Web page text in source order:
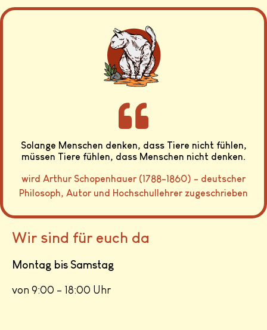
Solange Menschen denken, dass Tiere nicht fühlen,
müssen Tiere fühlen, dass Menschen nicht denken.
wird Arthur Schopenhauer (1788-1860) - deutscher
Philosoph, Autor und Hochschullehrer zugeschrieben
Wir sind für euch da
Montag bis Samstag
von 9:00 – 18:00 Uhr